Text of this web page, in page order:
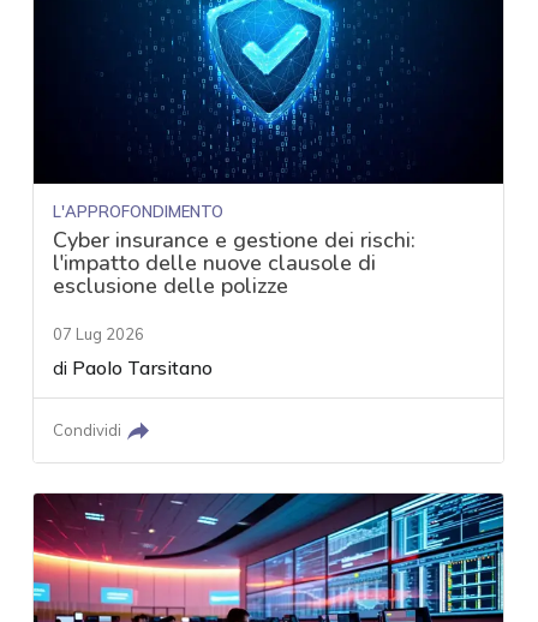
L'APPROFONDIMENTO
Cyber insurance e gestione dei rischi:
l'impatto delle nuove clausole di
esclusione delle polizze
07 Lug 2026
di Paolo Tarsitano
Condividi